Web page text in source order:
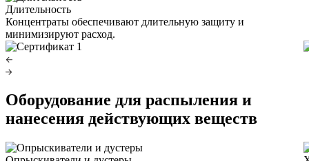
Длительность
Концентраты обеспечивают длительную защиту и
минимизируют расход.
Оборудование для распыления и
нанесения действующих веществ